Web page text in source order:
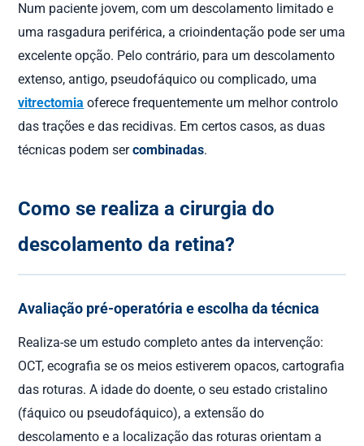
Num paciente jovem, com um descolamento limitado e
uma rasgadura periférica, a crioindentação pode ser uma
excelente opção. Pelo contrário, para um descolamento
extenso, antigo, pseudofáquico ou complicado, uma
vitrectomia oferece frequentemente um melhor controlo
das trações e das recidivas. Em certos casos, as duas
técnicas podem sercombinadas.
Como se realiza a cirurgia do
descolamento da retina?
Avaliação pré-operatória e escolha da técnica
Realiza-se um estudo completo antes da intervenção:
OCT, ecografia se os meios estiverem opacos, cartografia
das roturas. A idade do doente, o seu estado cristalino
(fáquico ou pseudofáquico), a extensão do
descolamento e a localização das roturas orientam a